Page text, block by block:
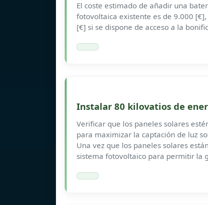
El coste estimado de añadir una
fotovoltaica existente es de 9.000
[€] si se dispone de acceso a la
Instalar 80 kilovatios de
Verificar que los paneles solares
para maximizar la captación de luz
Una vez que los paneles solares
sistema fotovoltaico para permitir la